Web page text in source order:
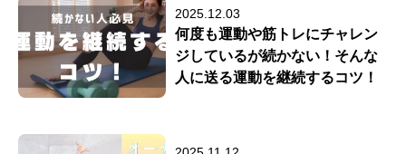
2025.12.03
何度も運動や筋トレにチャレン
ジしているが続かない！そんな
人に送る運動を継続するコツ！